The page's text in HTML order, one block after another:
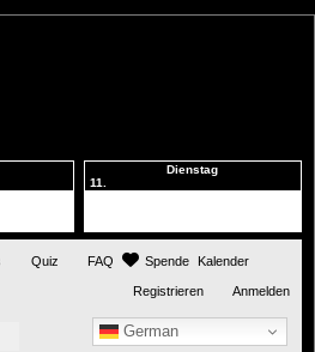
Dienstag
11.
Quiz FAQ Spende Kalender
Anmelden
Registrieren
German
Erweiterte Suche